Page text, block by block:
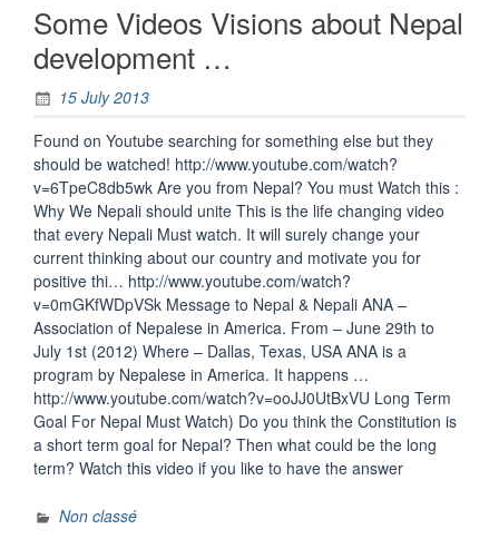
Some Videos Visions about Nepal
development …
15 July 2013
Found on Youtube searching for something else but they
should be watched! http://www.youtube.com/watch?
v=6TpeC8db5wk Are you from Nepal? You must Watch this :
Why We Nepali should unite This is the life changing video
that every Nepali Must watch. It will surely change your
current thinking about our country and motivate you for
positive thi… http://www.youtube.com/watch?
v=0mGKfWDpVSk Message to Nepal & Nepali ANA –
Association of Nepalese in America. From – June 29th to
July 1st (2012) Where – Dallas, Texas, USA ANA is a
program by Nepalese in America. It happens …
http://www.youtube.com/watch?v=ooJJ0UtBxVU Long Term
Goal For Nepal Must Watch) Do you think the Constitution is
a short term goal for Nepal? Then what could be the long
term? Watch this video if you like to have the answer
Non classé